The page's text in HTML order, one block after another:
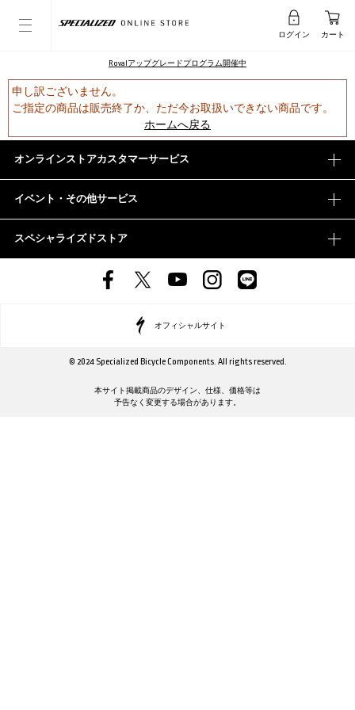
ログイン カート
Rovalアップグレードプログラム開催中
申し訳ございません。
ご指定の商品は販売終了か、ただ今お取扱いできない商品です。
ホームへ戻る
オンラインストアカスタマーサービス
イベント・その他サービス
スペシャライズドストア
オフィシャルサイト
© 2024 Specialized Bicycle Components. All rights reserved.
本サイト掲載商品のデザイン、仕様、価格等は
予告なく変更する場合があります。